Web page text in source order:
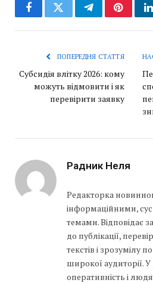
FacebookTwitterTelegram
ПОПЕРЕДНЯ СТАТТЯ
Субсидія влітку 2026: кому
можуть відмовити і як
перевірити заявку
Радник Неля
Редакторка
інформаційними,
темами. Відповідає
до публікації,
текстів і зрозумілу
широкої аудиторії. У
оперативність і